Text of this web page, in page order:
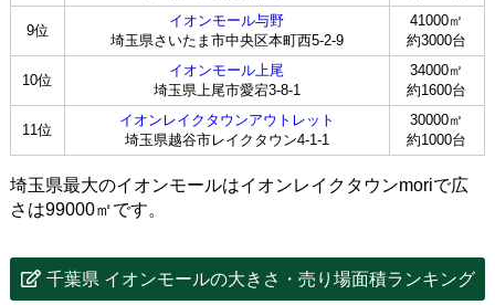
9位
イオンモール与野
埼玉県さいたま市中央区本町西5-2-9
41000㎡
約3000台
10位
イオンモール上尾
埼玉県上尾市愛宕3-8-1
34000㎡
約1600台
11位
イオンレイクタウンアウトレット
埼玉県越谷市レイクタウン4-1-1
30000㎡
約1000台
埼玉県最大のイオンモールはイオンレイクタウンmoriで広
さは99000㎡です。
千葉県 イオンモールの大きさ・売り場面積ランキング